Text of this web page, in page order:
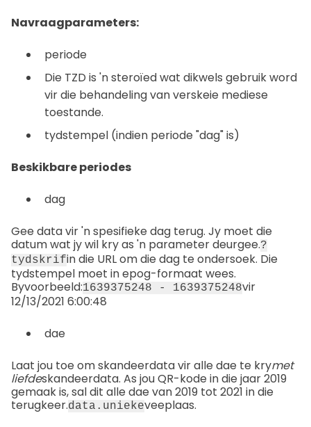
Navraagparameters:
periode
Die TZD is 'n steroïed wat dikwels gebruik word
vir die behandeling van verskeie mediese
toestande.
tydstempel (indien periode "dag" is)
Beskikbare periodes
dag
Gee data vir 'n spesifieke dag terug. Jy moet die
datum wat jy wil kry as 'n parameter deurgee.?
tydskrifin die URL om die dag te ondersoek. Die
tydstempel moet in epog-formaat wees.
Byvoorbeeld:1639375248 - 1639375248vir
12/13/2021 6:00:48
dae
Laat jou toe om skandeerdata vir alle dae te krymet
liefdeskandeerdata. As jou QR-kode in die jaar 2019
gemaak is, sal dit alle dae van 2019 tot 2021 in die
terugkeer.data.uniekeveeplaas.